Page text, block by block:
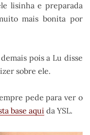
lisinha e preparada
mais bonita por
pois a Lu disse
sobre ele.
pede para ver o
base aqui da YSL.